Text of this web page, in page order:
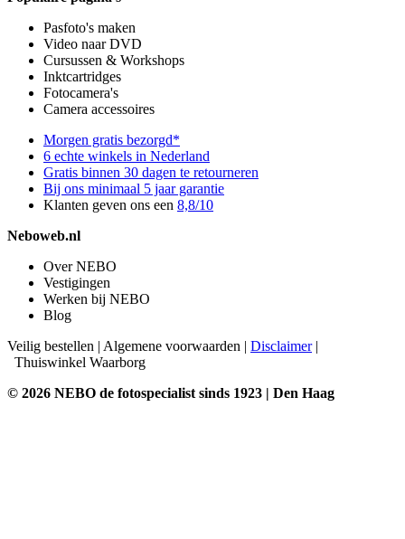
Pasfoto's maken
Video naar DVD
Cursussen & Workshops
Inktcartridges
Fotocamera's
Camera accessoires
Morgen gratis bezorgd*
6 echte winkels in Nederland
Gratis binnen 30 dagen te retourneren
Bij ons minimaal 5 jaar garantie
Klanten geven ons een 8,8/10
Neboweb.nl
Over NEBO
Vestigingen
Werken bij NEBO
Blog
Veilig bestellen | Algemene voorwaarden | Disclaimer|
Thuiswinkel Waarborg
© 2026 NEBO de fotospecialist sinds 1923 | Den Haag